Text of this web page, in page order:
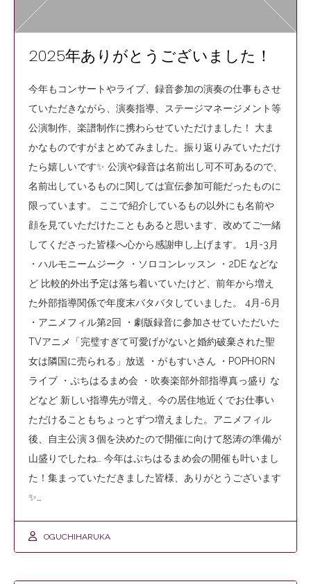
2025年ありがとうございました！
今年もコンサートやライブ、録音参加の演奏の仕事もさせ
ていただきながら、演奏指導、ステージマネージメント等
公演制作、楽譜制作に携わらせていただけました！ 大ま
かなものですがまとめてみました。振り返りみていただけ
たら嬉しいです✨ 公演や録音は名前出し可不可あるので、
名前出しているものに関しては宣伝参加可能だったものに
限っています。 ここで紹介しているもの以外にも名前や
顔を見ていただけたこともあると思います、改めてご一緒
してくださった皆様へ心から感謝申し上げます。 1月-3月
・ハルモニームジーク ・ソロコンレッスン ・2DE などな
ど 比較的外出予定は落ち着いていたけど、前年から増え
た外部指導関係で年度末バタバタしていました。 4月-6月
・アニメフィル第2回 ・劇版録音に参加させていただいた
TVアニメ「完璧すぎて可愛げがないと婚約破棄された聖
女は隣国に売られる」放送 ・がもすいさん ・POPHORN
ライブ ・ぷちはるまめ会 ・吹奏楽部外部指導真っ盛り な
どなど 新しい指導先が増え、今の居住地近くでお仕事い
ただけることもちょっとずつ増えました。アニメフィル
後、自主公演３個を決めたので開催に向けて怒涛の準備が
山盛りでしたね… 今年はぷちはるまめ会の開催も叶いまし
た！集まっていただきました皆様、ありがとうございます
✨…
OGUCHIHARUKA